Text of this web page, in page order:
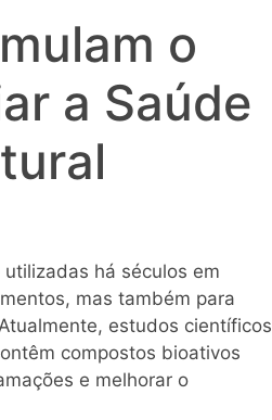
o
a Saúde
há séculos em
mas também para
estudos científicos
compostos bioativos
e melhorar o